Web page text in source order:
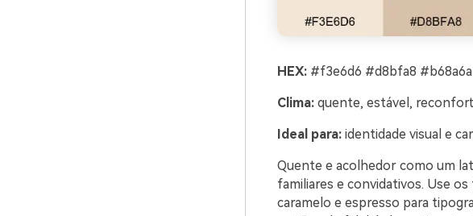
HEX:#f3e6d6 #d8bfa8
Clima:quente, estável,
Ideal para:identidade visual e
Quente e acolhedor como um
familiares e convidativos. Use
caramelo e espresso para